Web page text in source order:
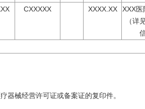
CXXXXX XXXX.XX
XXX医
（详
器械经营许可证或备案证的复印件。